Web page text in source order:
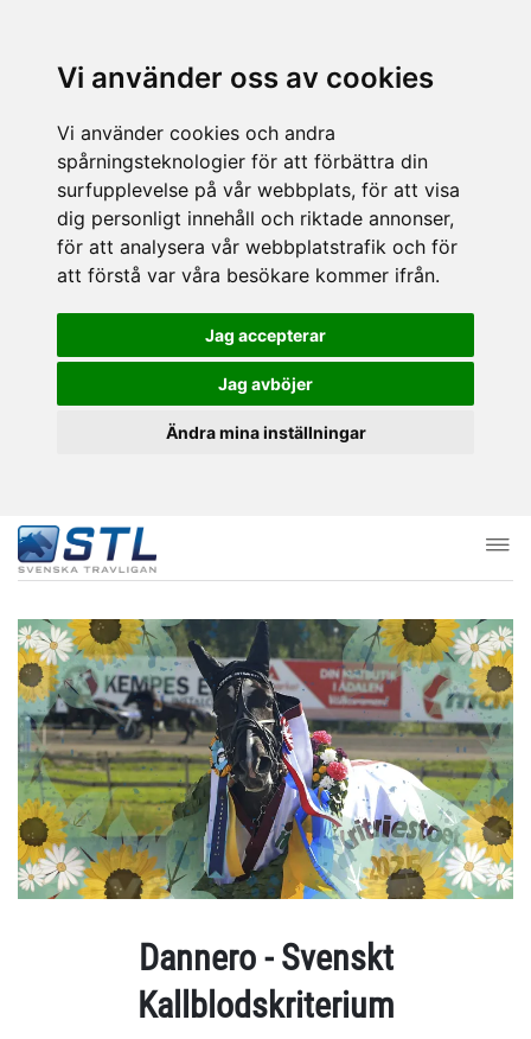
Vi använder oss av cookies
Vi använder cookies och andra
spårningsteknologier för att förbättra din
surfupplevelse på vår webbplats, för att visa
dig personligt innehåll och riktade annonser,
för att analysera vår webbplatstrafik och för
att förstå var våra besökare kommer ifrån.
Jag accepterar
Jag avböjer
Ändra mina inställningar
Dannero - Svenskt
Kallblodskriterium